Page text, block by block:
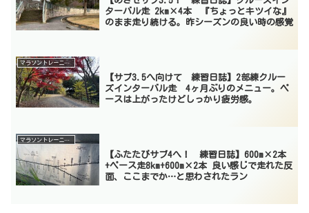
ターバル走 2km×4本 『ちょっとキツイな』
のまま走り続ける。昨シーズンの良い時の感覚
マラソントレーニング
【サブ3.5へ向けて 練習日誌】2部練クルー
ズインターバル走 4ヶ月ぶりのメニュー。ペ
ースは上がったけどしっかり疲労感。
マラソントレーニング
【ふたたびサブ4へ！ 練習日誌】600m×2本
+ペース走8km+600m×2本 良い感じで走れた反
面、ここまでか…と思わされたラン